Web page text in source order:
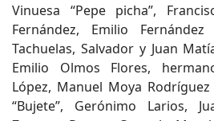
Vinuesa “Pepe picha”,
Fernández, Emilio
Tachuelas, Salvador y Juan
Emilio Olmos Flores,
López, Manuel Moya Rodríguez
“Bujete”, Gerónimo Larios,